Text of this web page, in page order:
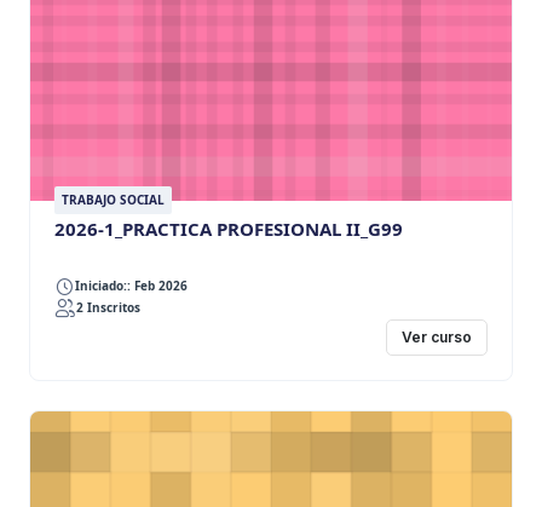
TRABAJO SOCIAL
2026-1_PRACTICA PROFESIONAL II_G99
Iniciado:: Feb 2026
2 Inscritos
Ver curso